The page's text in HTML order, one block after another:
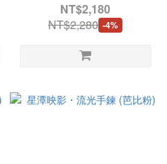
NT$2,180
NT$2,280 -4%